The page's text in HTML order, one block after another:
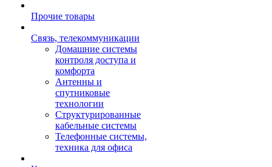
Прочие товары
Связь, телекоммуникации
Домашние системы
контроля доступа и
комфорта
Антенны и
спутниковые
технологии
Структурированные
кабельные системы
Телефонные системы,
техника для офиса